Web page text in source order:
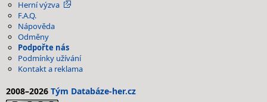
Herní výzva
F.A.Q.
Nápověda
Odměny
Podpořte nás
Podmínky užívání
Kontakt a reklama
2008–2026 Tým Databáze-her.cz